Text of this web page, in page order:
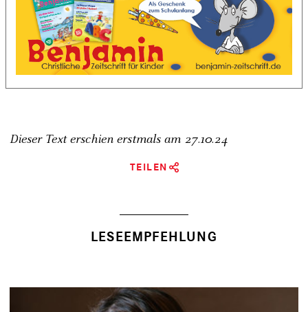
Dieser Text erschien erstmals am 27.10.24
TEILEN
LESEEMPFEHLUNG